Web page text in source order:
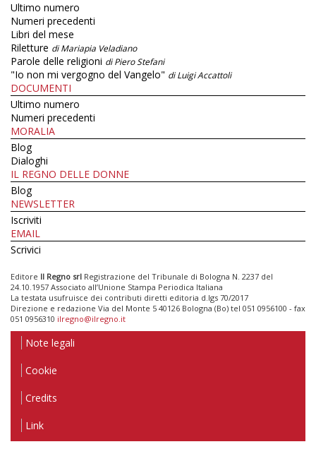
Ultimo numero
Numeri precedenti
Libri del mese
Riletture di Mariapia Veladiano
Parole delle religioni di Piero Stefani
"Io non mi vergogno del Vangelo" di Luigi Accattoli
DOCUMENTI
Ultimo numero
Numeri precedenti
MORALIA
Blog
Dialoghi
IL REGNO DELLE DONNE
Blog
NEWSLETTER
Iscriviti
EMAIL
Scrivici
Editore Il Regno srl Registrazione del Tribunale di Bologna N. 2237 del
24.10.1957 Associato all’Unione Stampa Periodica Italiana
La testata usufruisce dei contributi diretti editoria d.lgs 70/2017
Direzione e redazione Via del Monte 5 40126 Bologna (Bo) tel 051 0956100 - fax
051 0956310 ilregno@ilregno.it
Note legali
Cookie
Credits
Link